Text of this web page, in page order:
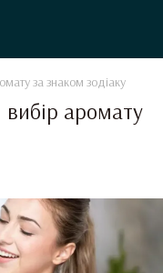
за знаком зодіаку
аромату